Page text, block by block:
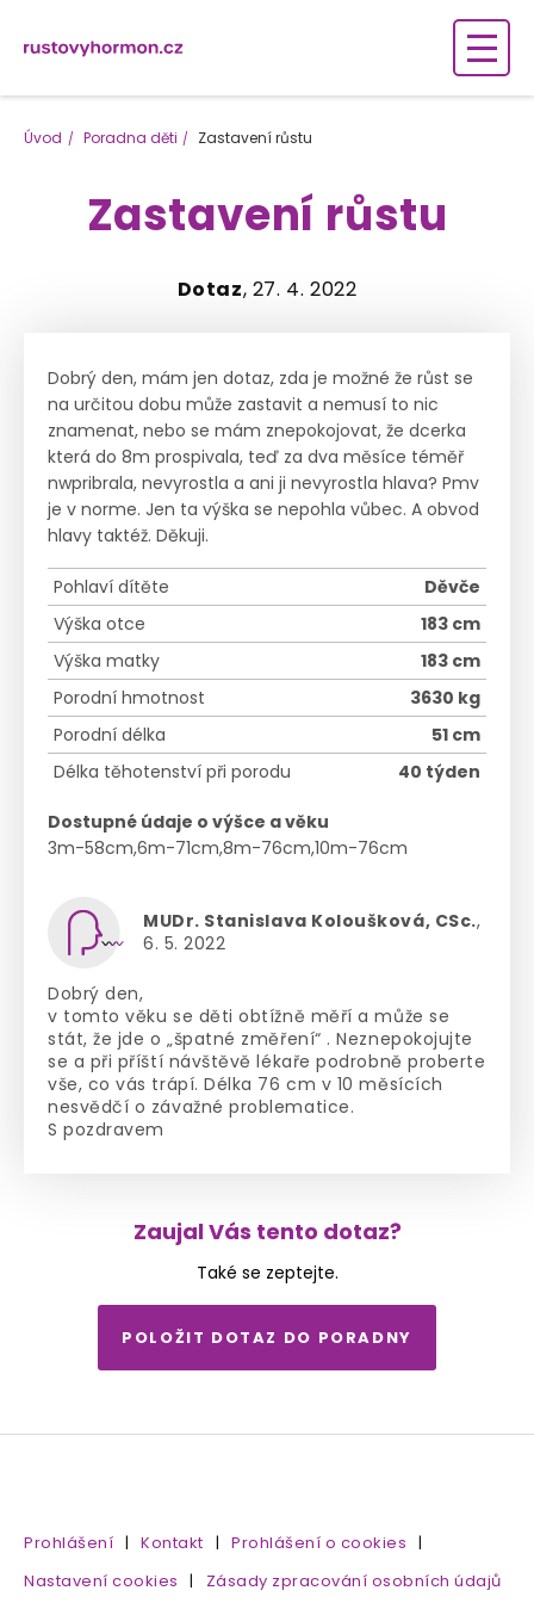
Úvod Poradna děti Zastavení růstu
Zastavení růstu
Dotaz, 27. 4. 2022
Dobrý den, mám jen dotaz, zda je možné že růst se
na určitou dobu může zastavit a nemusí to nic
znamenat, nebo se mám znepokojovat, že dcerka
která do 8m prospivala, teď za dva měsíce téměř
nwpribrala, nevyrostla a ani ji nevyrostla hlava? Pmv
je v norme. Jen ta výška se nepohla vůbec. A obvod
hlavy taktéž. Děkuji.
Pohlaví dítěte
Děvče
Výška otce
183 cm
Výška matky
183 cm
Porodní hmotnost
3630 kg
Porodní délka
51 cm
Délka těhotenství při porodu
40 týden
Dostupné údaje o výšce a věku
3m-58cm,6m-71cm,8m-76cm,10m-76cm
MUDr. Stanislava Koloušková, CSc.,
6. 5. 2022
Dobrý den,
v tomto věku se děti obtížně měří a může se
stát, že jde o „špatné změření“ . Neznepokojujte
se a při příští návštěvě lékaře podrobně proberte
vše, co vás trápí. Délka 76 cm v 10 měsících
nesvědčí o závažné problematice.
S pozdravem
Zaujal Vás tento dotaz?
Také se zeptejte.
POLOŽIT DOTAZ DO PORADNY
Prohlášení | Kontakt | Prohlášení o cookies |
Nastavení cookies | Zásady zpracování osobních údajů